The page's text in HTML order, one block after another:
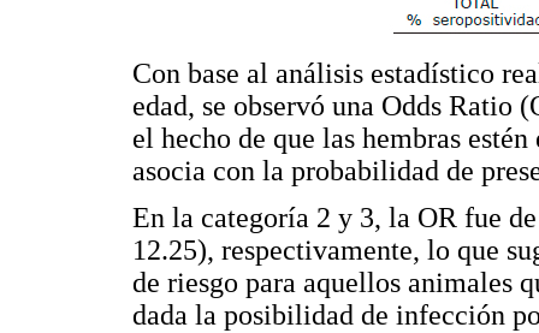
Con base al análisis estadístico
edad, se observó una Odds Ratio
el hecho de que las hembras
asocia con la probabilidad de
En la categoría 2 y 3, la OR fue
12.25), respectivamente, lo que
de riesgo para aquellos animales
dada la posibilidad de infección